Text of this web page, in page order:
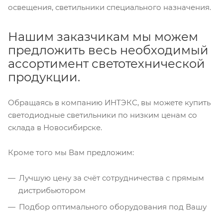
освещения, светильники специального назначения.
Нашим заказчикам мы можем
предложить весь необходимый
ассортимент светотехнической
продукции.
Обращаясь в компанию ИНТЭКС, вы можете купить
светодиодные светильники по низким ценам со
склада в Новосибирске.
Кроме того мы Вам предложим:
Лучшую цену за счёт сотрудничества с прямым
дистрибьютором
Подбор оптимального оборудования под Вашу